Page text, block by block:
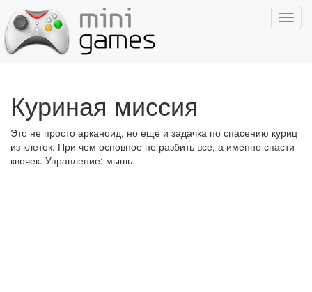
Куриная миссия
Это не просто арканоид, но еще и задачка по спасению куриц
из клеток. При чем основное не разбить все, а именно спасти
квочек. Управление: мышь.